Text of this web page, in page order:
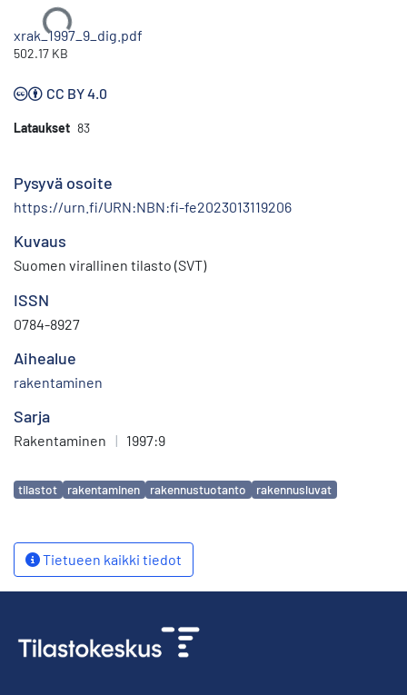
Ladataan...
xrak_1997_9_dig.pdf
502.17 KB
CC BY 4.0
Lataukset 83
Pysyvä osoite
https://urn.fi/URN:NBN:fi-fe2023013119206
Kuvaus
Suomen virallinen tilasto (SVT)
ISSN
0784-8927
Aihealue
rakentaminen
Sarja
Rakentaminen | 1997:9
Avainsanat
tilastot rakentaminen rakennustuotanto rakennusluvat
Tietueen kaikki tiedot